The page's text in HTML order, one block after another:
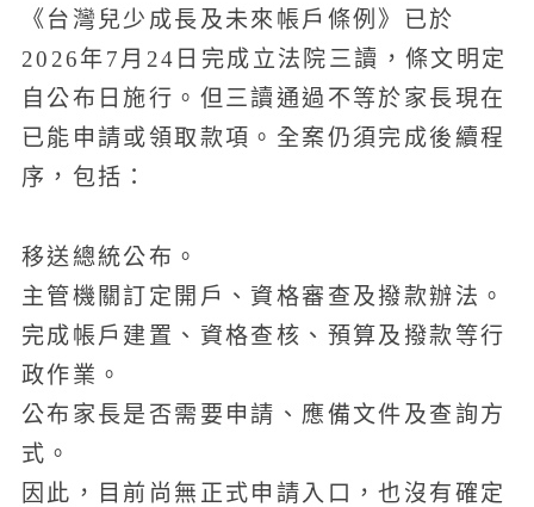
《台灣兒少成長及未來帳戶條例》已於
2026年7月24日完成立法院三讀，條文明定
自公布日施行。但三讀通過不等於家長現在
已能申請或領取款項。全案仍須完成後續程
序，包括：
移送總統公布。
主管機關訂定開戶、資格審查及撥款辦法。
完成帳戶建置、資格查核、預算及撥款等行
政作業。
公布家長是否需要申請、應備文件及查詢方
式。
因此，目前尚無正式申請入口，也沒有確定